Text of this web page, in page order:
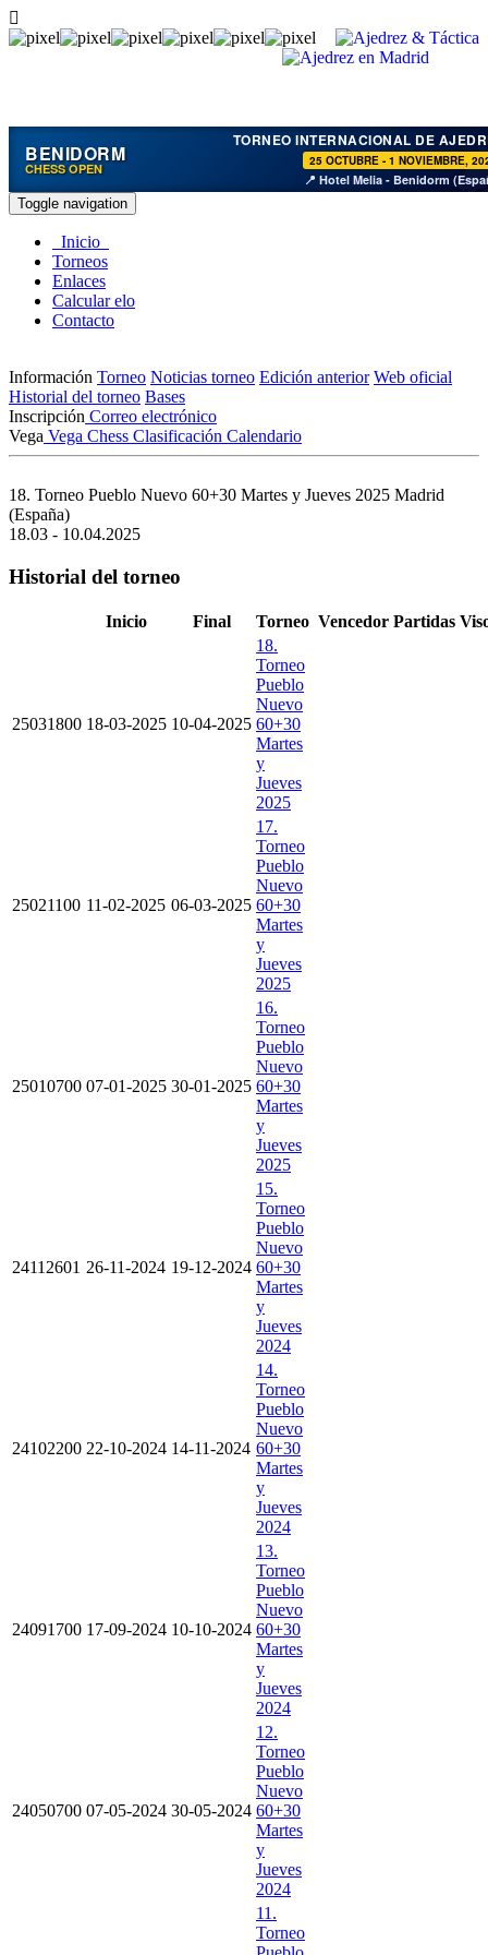
BENIDORM
CHESS OPEN
TORNEO INTERNACIONAL DE
25 OCTUBRE - 1 NOVIEMBRE,
📍 Hotel Melia - Benidorm
Toggle navigation
Inicio
Torneos
Enlaces
Calcular elo
Contacto
Información Torneo Noticias torneo Edición anterior Web oficial
Historial del torneo Bases
Inscripción Correo electrónico
Vega Vega Chess Clasificación Calendario
18. Torneo Pueblo Nuevo 60+30 Martes y Jueves 2025 Madrid
(España)
18.03 - 10.04.2025
Historial del torneo
Inicio Final Torneo Vencedor Partidas
25031800 18-03-2025 10-04-2025
18.
Torneo
Pueblo
Nuevo
60+30
Martes
y
Jueves
2025
25021100 11-02-2025 06-03-2025
17.
Torneo
Pueblo
Nuevo
60+30
Martes
y
Jueves
2025
25010700 07-01-2025 30-01-2025
16.
Torneo
Pueblo
Nuevo
60+30
Martes
y
Jueves
2025
24112601 26-11-2024 19-12-2024
15.
Torneo
Pueblo
Nuevo
60+30
Martes
y
Jueves
2024
24102200 22-10-2024 14-11-2024
14.
Torneo
Pueblo
Nuevo
60+30
Martes
y
Jueves
2024
24091700 17-09-2024 10-10-2024
13.
Torneo
Pueblo
Nuevo
60+30
Martes
y
Jueves
2024
24050700 07-05-2024 30-05-2024
12.
Torneo
Pueblo
Nuevo
60+30
Martes
y
Jueves
2024
11.
Torneo